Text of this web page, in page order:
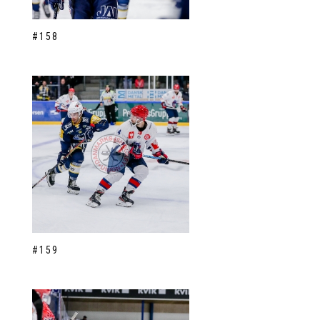
#158
#159